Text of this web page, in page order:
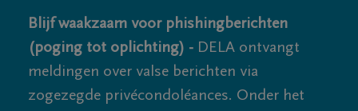
Blijf waakzaam voor phishingberichten
(poging tot oplichting) - DELA ontvangt
meldingen over valse berichten via
zogezegde privécondoléances. Onder het